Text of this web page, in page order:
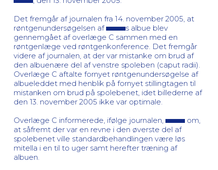
Det fremgår af journalen fra 14. november 2005, at
røntgenundersøgelsen af
s albue blev
gennemgået af overlæge C sammen med en
røntgenlæge ved røntgenkonference. Det fremgår
videre af journalen, at der var mistanke om brud af
den albuenære del af venstre spoleben (caput radii).
Overlæge C aftalte fornyet røntgenundersøgelse af
albueleddet med henblik på fornyet stillingtagen til
mistanken om brud på spolebenet, idet billederne af
den 13. november 2005 ikke var optimale.
Overlæge C informerede, ifølge journalen,
om,
at såfremt der var en revne i den øverste del af
spolebenet ville standardbehandlingen være løs
mitella i en til to uger samt herefter træning af
albuen.